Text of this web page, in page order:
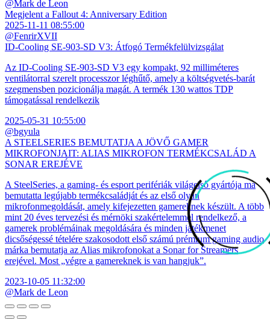
@Mark de Leon
Megjelent a Fallout 4: Anniversary Edition
2025-11-11 08:55:00
@FenrirXVII
ID-Cooling SE-903-SD V3: Átfogó Termékfelülvizsgálat
Az ID-Cooling SE-903-SD V3 egy kompakt, 92 milliméteres
ventilátorral szerelt processzor léghűtő, amely a költségvetés-barát
szegmensben pozicionálja magát. A termék 130 wattos TDP
támogatással rendelkezik
2025-05-31 10:55:00
@bgyula
A STEELSERIES BEMUTATJA A JÖVŐ GAMER
MIKROFONJAIT: ALIAS MIKROFON TERMÉKCSALÁD A
SONAR EREJÉVE
A SteelSeries, a gaming- és esport perifériák világelső gyártója ma
bemutatta legújabb termékcsaládját és az első olyan
mikrofonmegoldását, amely kifejezetten gamereknek készült. A több
mint 20 éves tervezési és mérnöki szakértelemmel rendelkező, a
gamerek problémáinak megoldására és minden játékmenet
dicsőségessé tételére szakosodott első számú prémium gaming audio
márka bemutatja az Alias mikrofonokat a Sonar for Streamers
erejével. Most „végre a gamereknek is van hangjuk”.
2023-10-05 11:32:00
@Mark de Leon